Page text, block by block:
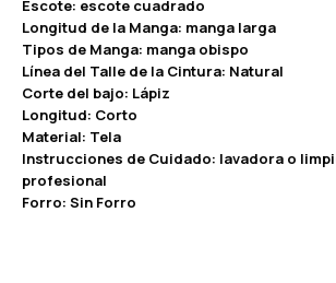
Escote: escote cuadrado
Longitud de la Manga: manga larga
Tipos de Manga: manga obispo
Línea del Talle de la Cintura: Natural
Corte del bajo: Lápiz
Longitud: Corto
Material: Tela
Instrucciones de Cuidado: lavadora o
profesional
Forro: Sin Forro